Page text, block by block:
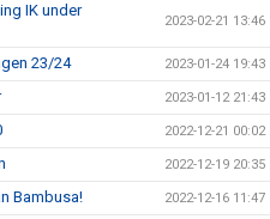
IK under
2023-02-21 13:46
23/24 2023-01-24 19:43
2023-01-12 21:43
2022-12-21 00:02
2022-12-19 20:35
Bambusa! 2022-12-16 11:47